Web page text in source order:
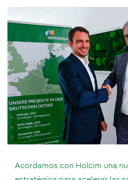
Acordamos con Holcim una